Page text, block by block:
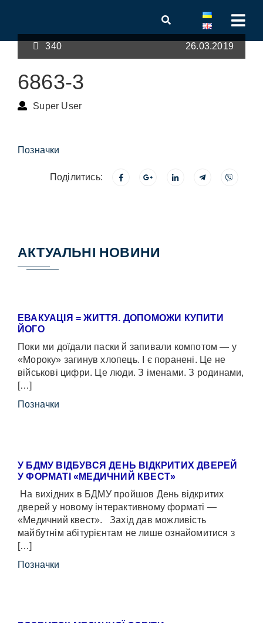
340 26.03.2019
6863-3
Super User
Позначки
Поділитись:
АКТУАЛЬНІ НОВИНИ
ЕВАКУАЦІЯ = ЖИТТЯ. ДОПОМОЖИ КУПИТИ
ЙОГО
Поки ми доїдали паски й запивали компотом — у
«Мороку» загинув хлопець. І є поранені. Це не
військові цифри. Це люди. З іменами. З родинами,
[…]
Позначки
У БДМУ ВІДБУВСЯ ДЕНЬ ВІДКРИТИХ ДВЕРЕЙ
У ФОРМАТІ «МЕДИЧНИЙ КВЕСТ»
На вихідних в БДМУ пройшов День відкритих
дверей у новому інтерактивному форматі —
«Медичний квест». Захід дав можливість
майбутнім абітурієнтам не лише ознайомитися з
[…]
Позначки